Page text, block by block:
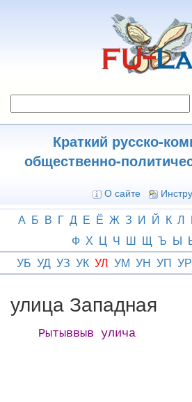
Краткий русско-
общественно-
О сайте
А Б В Г Д Е Ё Ж З И Й К Л
Ф Х Ц Ч Ш Щ Ъ Ы
УБ УД УЗ УК УЛ УМ УН УП УР
улица Западная
Рытыввыв улича